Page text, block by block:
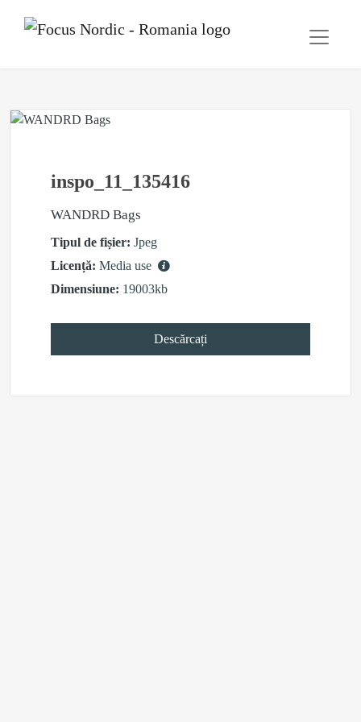
inspo_11_135416
WANDRD Bags
Tipul de fișier: Jpeg
Licență: Media use
Dimensiune: 19003kb
Descărcați